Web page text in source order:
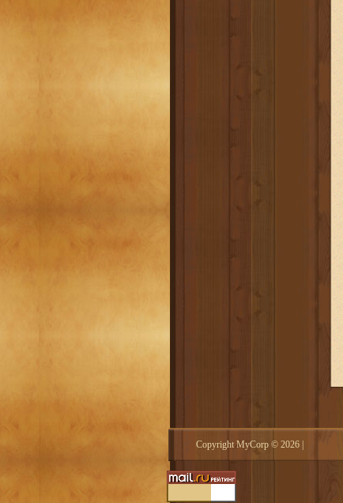
Copyright MyCorp © 2026